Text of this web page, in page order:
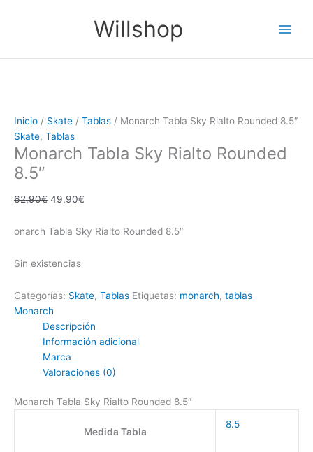
Willshop
Inicio / Skate / Tablas / Monarch Tabla Sky Rialto Rounded 8.5″
Skate, Tablas
Monarch Tabla Sky Rialto Rounded
8.5″
62,90€ 49,90€
precio
actual
onarch Tabla Sky Rialto Rounded 8.5″
Sin existencias
Categorías: Skate, Tablas Etiquetas: monarch, tablas
Monarch
Descripción
Información adicional
Marca
Valoraciones (0)
Monarch Tabla Sky Rialto Rounded 8.5″
Medida Tabla
8.5